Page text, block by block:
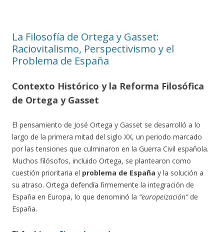
La Filosofía de Ortega y Gasset:
Raciovitalismo, Perspectivismo y el
Problema de España
Contexto Histórico y la Reforma Filosófica
de Ortega y Gasset
El pensamiento de José Ortega y Gasset se desarrolló a lo
largo de la primera mitad del siglo XX, un periodo marcado
por las tensiones que culminaron en la Guerra Civil española.
Muchos filósofos, incluido Ortega, se plantearon como
cuestión prioritaria el problema de España y la solución a
su atraso. Ortega defendía firmemente la integración de
España en Europa, lo que denominó la “europeización”de
España.